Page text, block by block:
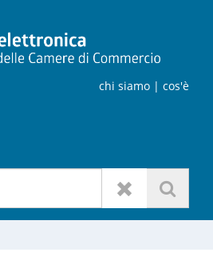
| cos'è
chi siamo